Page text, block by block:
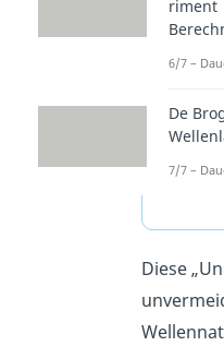
Für
der
Diese
riment
6/7 –
De
7/7 –